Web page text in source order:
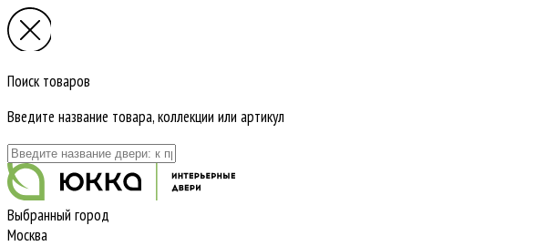
Поиск товаров
Введите название товара, коллекции или артикул
Выбранный город
Москва